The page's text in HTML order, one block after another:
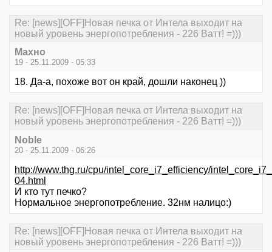
Re: [news][OFF]Новая печка от Интела выходит на
новый уровень энергопотребления - 226 Ватт! =)))
Махно
19 - 25.11.2009 - 05:33
18. Да-а, похоже вот он край, дошли наконец ))
Re: [news][OFF]Новая печка от Интела выходит на
новый уровень энергопотребления - 226 Ватт! =)))
Noble
20 - 25.11.2009 - 06:26
http://www.thg.ru/cpu/intel_core_i7_efficiency/
04.html
И кто тут печко?
Нормальное энергопотребление. 32нм налицо:)
Re: [news][OFF]Новая печка от Интела выходит на
новый уровень энергопотребления - 226 Ватт! =)))